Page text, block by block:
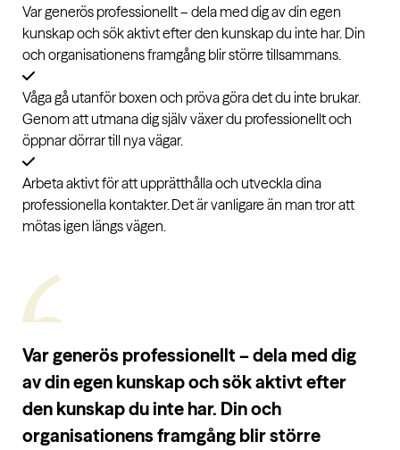
Var generös professionellt – dela med dig av din egen
kunskap och sök aktivt efter den kunskap du inte har. Din
och organisationens framgång blir större tillsammans.
Våga gå utanför boxen och pröva göra det du inte brukar.
Genom att utmana dig själv växer du professionellt och
öppnar dörrar till nya vägar.
Arbeta aktivt för att upprätthålla och utveckla dina
professionella kontakter. Det är vanligare än man tror att
mötas igen längs vägen.
Var generös professionellt – dela med dig
av din egen kunskap och sök aktivt efter
den kunskap du inte har. Din och
organisationens framgång blir större